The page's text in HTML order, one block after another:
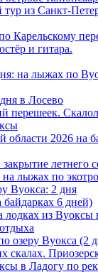
из Санкт-
Карельскому
и гитара.
на лыжах по
в Лосево
перешеек.
2026 на
летнего
лыжах по
Вуокса: 2 дня
6 дней)
из Вуоксы
озеру Вуокса (2
скалах.
в Ладогу по